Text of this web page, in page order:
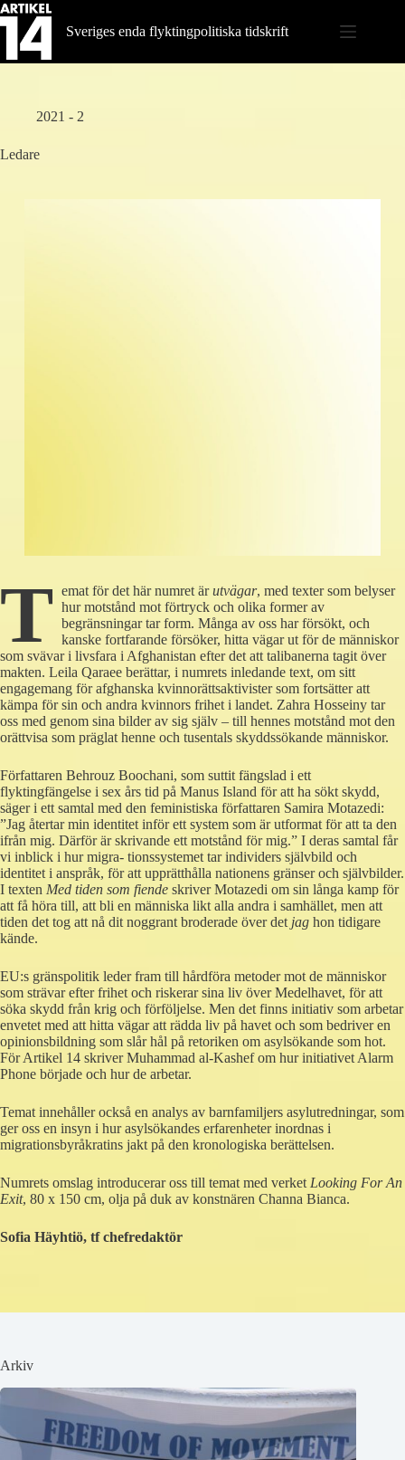
Hoppa
till
innehåll
Sveriges enda flyktingpolitiska tidskrift
2021 - 2
Ledare
T emat för det här numret ärutvägar, med texter som belyser
hur motstånd mot förtryck och olika former av
begränsningar tar form. Många av oss har försökt, och
kanske fortfarande försöker, hitta vägar ut för de människor
som svävar i livsfara i Afghanistan efter det att talibanerna tagit över
makten. Leila Qaraee berättar, i numrets inledande text, om sitt
engagemang för afghanska kvinnorättsaktivister som fortsätter att
kämpa för sin och andra kvinnors frihet i landet. Zahra Hosseiny tar
oss med genom sina bilder av sig själv – till hennes motstånd mot den
orättvisa som präglat henne och tusentals skyddssökande människor.
Författaren Behrouz Boochani, som suttit fängslad i ett
flyktingfängelse i sex års tid på Manus Island för att ha sökt skydd,
säger i ett samtal med den feministiska författaren Samira Motazedi:
”Jag återtar min identitet inför ett system som är utformat för att ta den
ifrån mig. Därför är skrivande ett motstånd för mig.” I deras samtal får
vi inblick i hur migra- tionssystemet tar individers självbild och
identitet i anspråk, för att upprätthålla nationens gränser och självbilder.
I texten Med tiden som fiende skriver Motazedi om sin långa kamp för
att få höra till, att bli en människa likt alla andra i samhället, men att
tiden det tog att nå dit noggrant broderade över det jag hon tidigare
kände.
EU:s gränspolitik leder fram till hårdföra metoder mot de människor
som strävar efter frihet och riskerar sina liv över Medelhavet, för att
söka skydd från krig och förföljelse. Men det finns initiativ som arbetar
envetet med att hitta vägar att rädda liv på havet och som bedriver en
opinionsbildning som slår hål på retoriken om asylsökande som hot.
För Artikel 14 skriver Muhammad al-Kashef om hur initiativet Alarm
Phone började och hur de arbetar.
Temat innehåller också en analys av barnfamiljers asylutredningar, som
ger oss en insyn i hur asylsökandes erfarenheter inordnas i
migrationsbyråkratins jakt på den kronologiska berättelsen.
Numrets omslag introducerar oss till temat med verket Looking For An
Exit, 80 x 150 cm, olja på duk av konstnären Channa Bianca.
Sofia Häyhtiö, tf chefredaktör
Arkiv